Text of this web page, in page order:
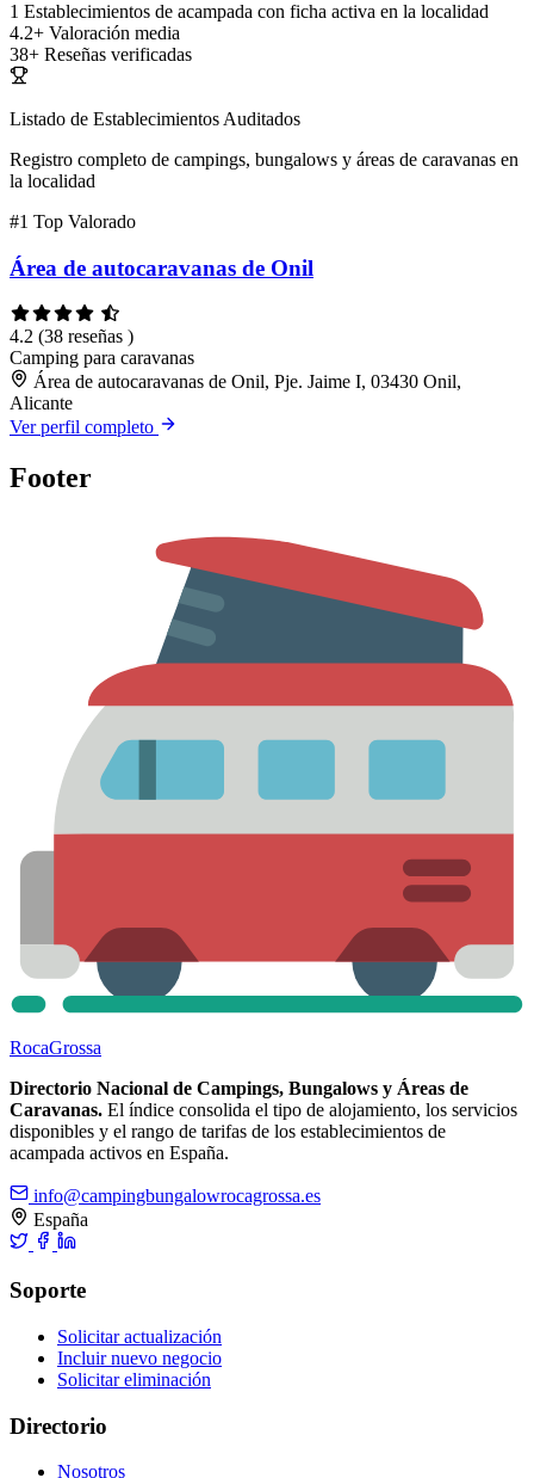
1 Establecimientos de acampada con ficha activa en la localidad
4.2+ Valoración media
38+ Reseñas verificadas
Listado de Establecimientos Auditados
Registro completo de campings, bungalows y áreas de caravanas en
la localidad
#1 Top Valorado
Área de autocaravanas de Onil
4.2 (38 reseñas )
Camping para caravanas
Área de autocaravanas de Onil, Pje. Jaime I, 03430 Onil,
Alicante
Ver perfil completo
Footer
RocaGrossa
Directorio Nacional de Campings, Bungalows y Áreas de
Caravanas. El índice consolida el tipo de alojamiento, los servicios
disponibles y el rango de tarifas de los establecimientos de
acampada activos en España.
info@campingbungalowrocagrossa.es
España
Soporte
Solicitar actualización
Incluir nuevo negocio
Solicitar eliminación
Directorio
Nosotros